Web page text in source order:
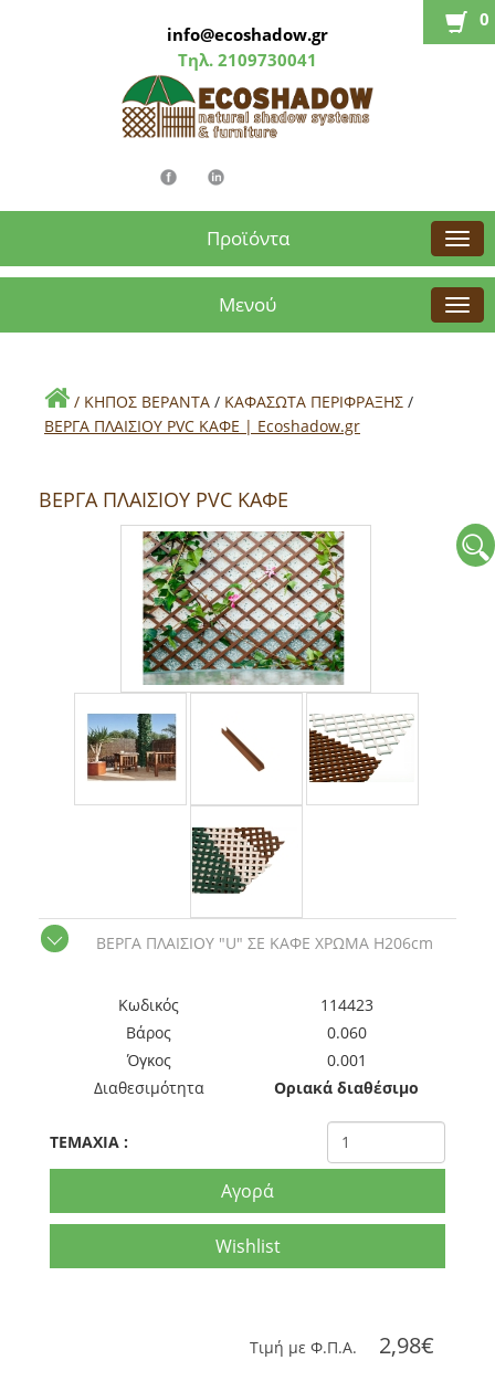
info@ecoshadow.gr
Τηλ. 2109730041
0
Προϊόντα
Μενού
/ ΚΗΠΟΣ ΒΕΡΑΝΤΑ / ΚΑΦΑΣΩΤΑ ΠΕΡΙΦΡΑΞΗΣ /
BEΡΓΑ ΠΛΑΙΣΙΟΥ PVC ΚΑΦΕ | Εcoshadow.gr
BEΡΓΑ ΠΛΑΙΣΙΟΥ PVC ΚΑΦΕ
ΒΕΡΓΑ ΠΛΑΙΣΙΟΥ "U" ΣΕ ΚΑΦΕ ΧΡΩΜΑ Η206cm
Kωδικός
114423
Βάρος
0.060
Όγκος
0.001
Διαθεσιμότητα
Οριακά διαθέσιμο
TEMAXIA :
Αγορά
Wishlist
Tιμή με Φ.Π.Α. 2,98€